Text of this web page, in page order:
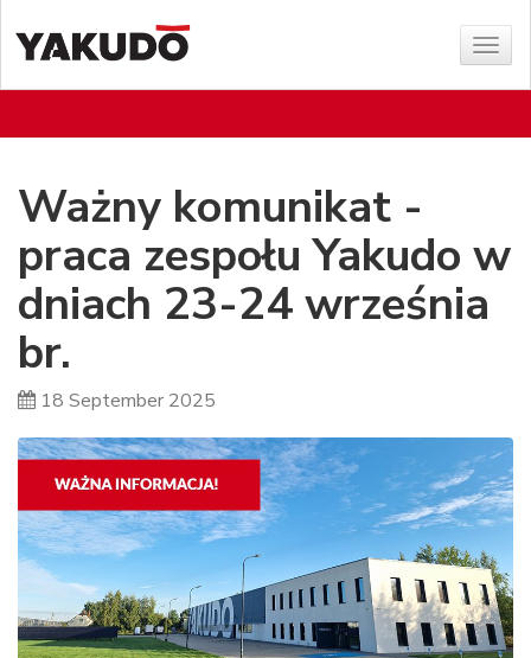
Show
menu
Ważny komunikat -
praca zespołu Yakudo w
dniach 23-24 września
br.
18 September 2025